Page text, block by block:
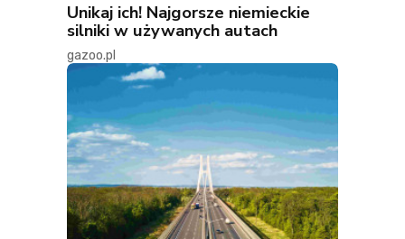
Unikaj ich! Najgorsze niemieckie
silniki w używanych autach
gazoo.pl